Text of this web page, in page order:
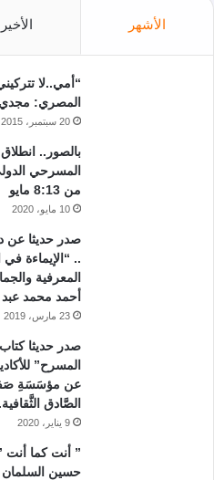
الأشهر
“أمي..لا
المصري:
20 سبتمبر، 2015
بالصور..
من 8:13 مايو
10 مايو، 2020
صدر حديثا عن
.. “الإيماءة في
المعرفية
أحمد محمد عبد
23 مارس، 2019
صدر حديثا
المسرح”
عن مؤسَسَةِ
الصَّادق الثَّقافية.
9 يناير، 2020
” أنت كما أنت
حسين السلمان